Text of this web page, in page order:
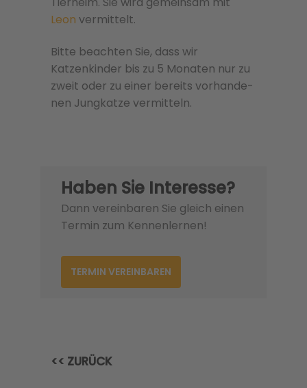
Leon vermittelt.
Bitte beachten Sie, dass wir
Katzenkinder bis zu 5 Monaten nur zu
zweit oder zu einer bere­its vorhan­de­
nen Jungkatze ver­mit­teln.
Haben Sie Interesse?
Dann vereinbaren Sie gleich einen
Termin zum Kennenlernen!
TERMIN VEREINBAREN
<< ZURÜCK